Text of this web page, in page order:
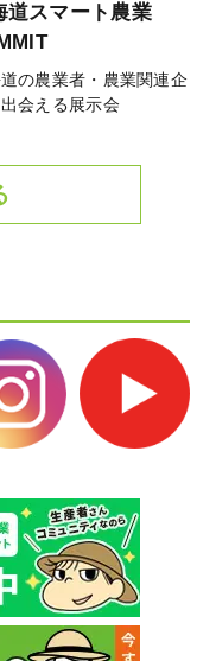
道スマート農業
の農業者・農業関連企
会える展示会